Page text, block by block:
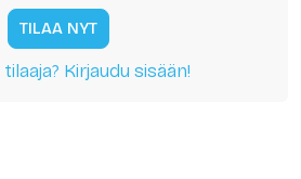
TILAA NYT
Kirjaudu sisään!